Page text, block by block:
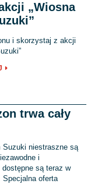
„Wiosna
i skorzystaj z akcji
trwa cały
Suzuki niestraszne są
i
są teraz w
oferta